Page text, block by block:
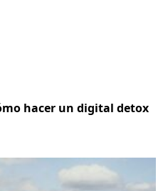
hacer un digital detox